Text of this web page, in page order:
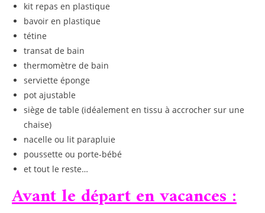
kit repas en plastique
bavoir en plastique
tétine
transat de bain
thermomètre de bain
serviette éponge
pot ajustable
siège de table (idéalement en tissu à accrocher sur une
chaise)
nacelle ou lit parapluie
poussette ou porte-bébé
et tout le reste…
Avant le départ en vacances :